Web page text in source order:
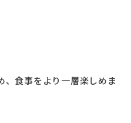
、食事をより一層楽しめま